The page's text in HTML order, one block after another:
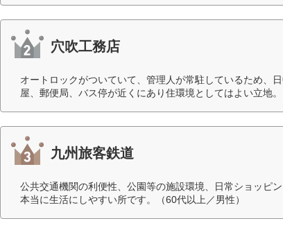
穴吹工務店
オートロックがついていて、管理人が常駐しているため、
屋、郵便局、バス停が近くにあり住環境としてはよい立地。
九州旅客鉄道
公共交通機関の利便性、公園等の施設環境、日常ショッピ
本当に生活にしやすい所です。（60代以上／男性）